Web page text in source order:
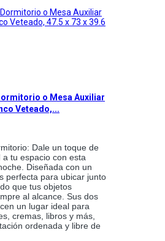
o Mesa Auxiliar
Veteado,...
Dale un toque de
tu espacio con esta
Diseñada con un
perfecta para ubicar junto
que tus objetos
al alcance. Sus dos
un lugar ideal para
cremas, libros y más,
ordenada y libre de